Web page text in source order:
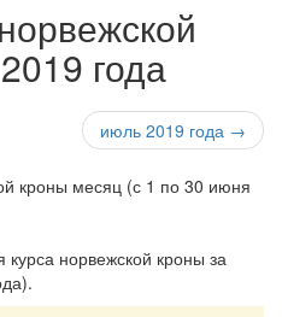
года
июль 2019 года →
норвежской кроны за
.